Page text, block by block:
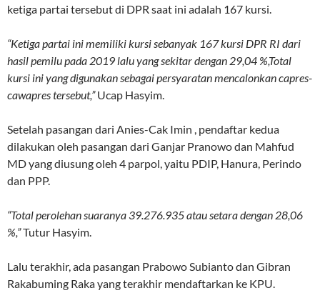
ketiga partai tersebut di DPR saat ini adalah 167 kursi.
“Ketiga partai ini memiliki kursi sebanyak 167 kursi DPR RI dari
hasil pemilu pada 2019 lalu yang sekitar dengan 29,04 %,Total
kursi ini yang digunakan sebagai persyaratan mencalonkancapres-
cawapres tersebut,”Ucap Hasyim.
Setelah pasangan dari Anies-Cak Imin , pendaftar kedua
dilakukan oleh pasangan dari Ganjar Pranowo dan Mahfud
MD yang diusung oleh 4 parpol, yaitu PDIP, Hanura, Perindo
dan PPP.
“Total perolehan suaranya 39.276.935 atau setara dengan 28,06
%,”Tutur Hasyim.
Lalu terakhir, ada pasangan Prabowo Subianto dan Gibran
Rakabuming Raka yang terakhir mendaftarkan ke KPU.